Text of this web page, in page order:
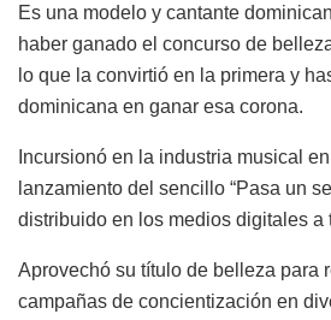
Es una modelo y cantante
haber ganado el concurso de
lo que la convirtió en la primera y
dominicana en ganar esa corona.
Incursionó en la industria musical
lanzamiento del sencillo “Pasa un
distribuido en los medios digitales a
Aprovechó su título de belleza para
campañas de concientización en